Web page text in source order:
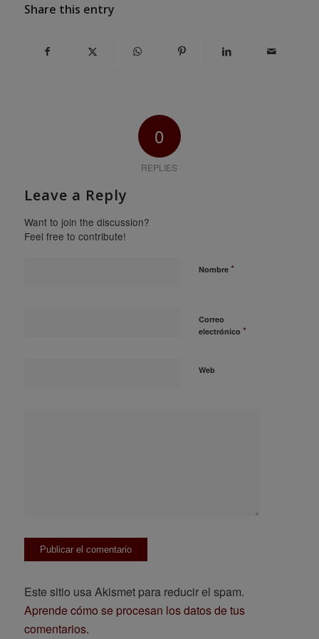
Share this entry
0
REPLIES
Leave a Reply
Want to join the discussion?
Feel free to contribute!
Nombre *
Correo
electrónico *
Web
Este sitio usa Akismet para reducir el spam.
Aprende cómo se procesan los datos de tus
comentarios.